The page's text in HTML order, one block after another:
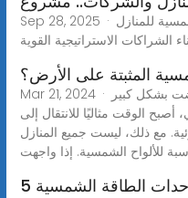
Sep 28, 2025 · يعتمد نجاح مشروع تركيب الألواح الشمسية للمنازل
المثبتة على الأرض؟
Mar 21, 2024 · تكلفة تركيب الألواح الشمسية انخفضت بشكل كبير
أصبح الوقت مثاليًا للانتقال إلى
مع ذلك، ليست جميع المنازل
للألواح الشمسية. إذا واجهت
الطاقة الشمسية